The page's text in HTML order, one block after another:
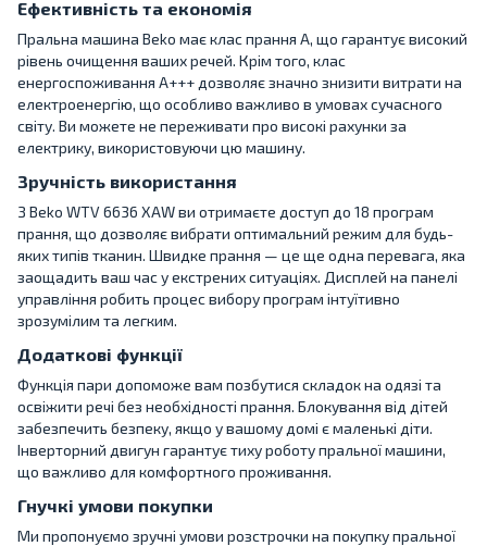
Ефективність та економія
Пральна машина Beko має клас прання A, що гарантує високий
рівень очищення ваших речей. Крім того, клас
енергоспоживання A+++ дозволяє значно знизити витрати на
електроенергію, що особливо важливо в умовах сучасного
світу. Ви можете не переживати про високі рахунки за
електрику, використовуючи цю машину.
Зручність використання
З Beko WTV 6636 XAW ви отримаєте доступ до 18 програм
прання, що дозволяє вибрати оптимальний режим для будь-
яких типів тканин. Швидке прання — це ще одна перевага, яка
заощадить ваш час у екстрених ситуаціях. Дисплей на панелі
управління робить процес вибору програм інтуїтивно
зрозумілим та легким.
Додаткові функції
Функція пари допоможе вам позбутися складок на одязі та
освіжити речі без необхідності прання. Блокування від дітей
забезпечить безпеку, якщо у вашому домі є маленькі діти.
Інверторний двигун гарантує тиху роботу пральної машини,
що важливо для комфортного проживання.
Гнучкі умови покупки
Ми пропонуємо зручні умови розстрочки на покупку пральної